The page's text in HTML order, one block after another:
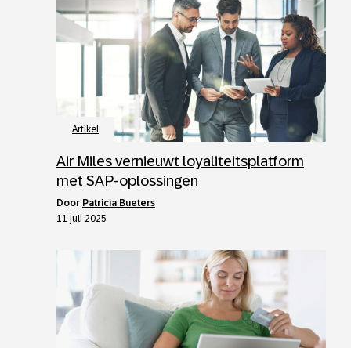
Artikel
Air Miles vernieuwt loyaliteitsplatform
met SAP-oplossingen
door Patricia Bueters
11 juli 2025